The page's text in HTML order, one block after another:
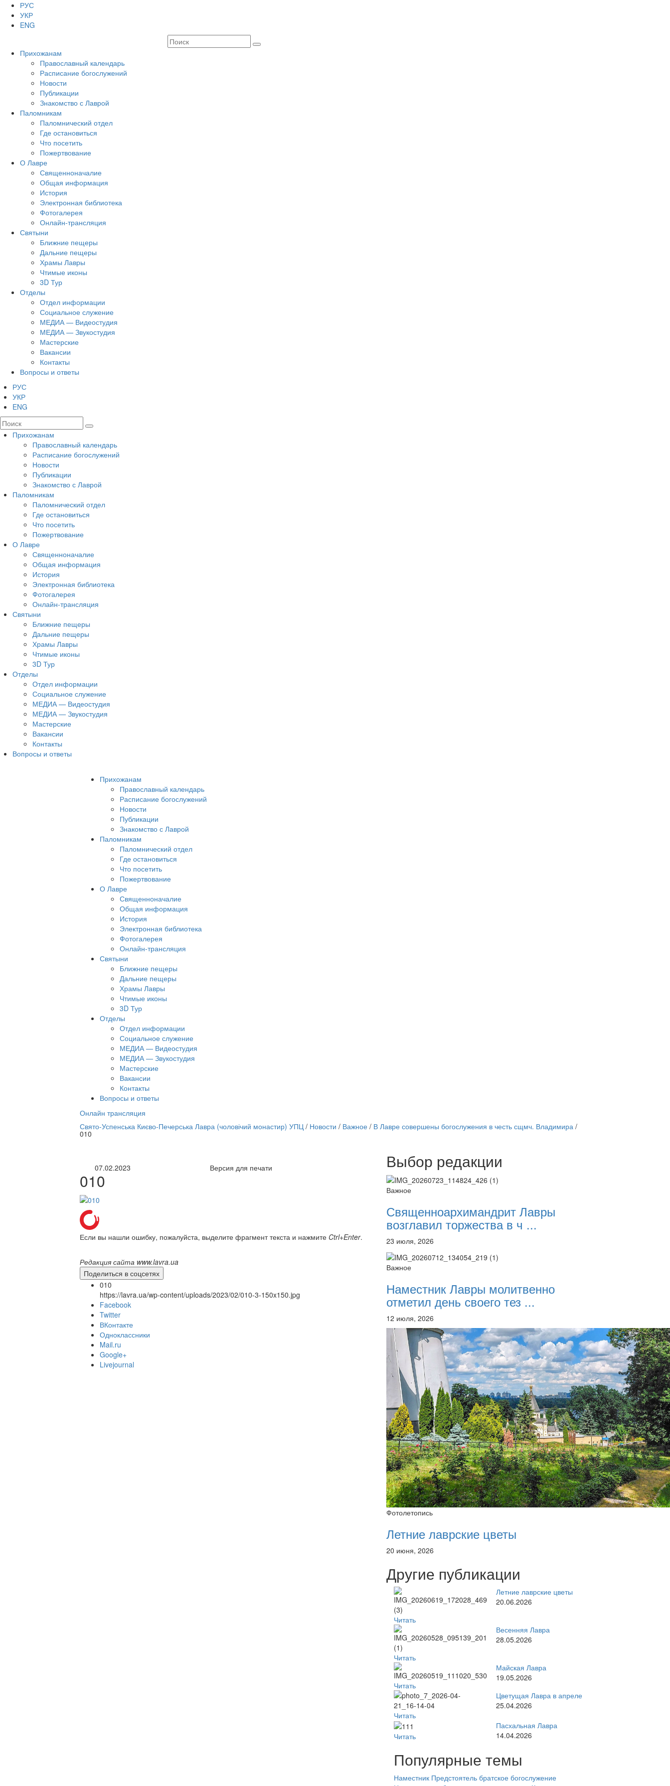
РУС
УКР
ENG
Прихожанам
Православный календарь
Расписание богослужений
Новости
Публикации
Знакомство с Лаврой
Паломникам
Паломнический отдел
Где остановиться
Что посетить
Пожертвование
О Лавре
Священноначалие
Общая информация
История
Электронная библиотека
Фотогалерея
Онлайн-трансляция
Святыни
Ближние пещеры
Дальние пещеры
Храмы Лавры
Чтимые иконы
3D Тур
Отделы
Отдел информации
Социальное служение
МЕДИА — Видеостудия
МЕДИА — Звукостудия
Мастерские
Вакансии
Контакты
Вопросы и ответы
РУС
УКР
ENG
Прихожанам
Православный календарь
Расписание богослужений
Новости
Публикации
Знакомство с Лаврой
Паломникам
Паломнический отдел
Где остановиться
Что посетить
Пожертвование
О Лавре
Священноначалие
Общая информация
История
Электронная библиотека
Фотогалерея
Онлайн-трансляция
Святыни
Ближние пещеры
Дальние пещеры
Храмы Лавры
Чтимые иконы
3D Тур
Отделы
Отдел информации
Социальное служение
МЕДИА — Видеостудия
МЕДИА — Звукостудия
Мастерские
Вакансии
Контакты
Вопросы и ответы
Прихожанам
Православный календарь
Расписание богослужений
Новости
Публикации
Знакомство с Лаврой
Паломникам
Паломнический отдел
Где остановиться
Что посетить
Пожертвование
О Лавре
Священноначалие
Общая информация
История
Электронная библиотека
Фотогалерея
Онлайн-трансляция
Святыни
Ближние пещеры
Дальние пещеры
Храмы Лавры
Чтимые иконы
3D Тур
Отделы
Отдел информации
Социальное служение
МЕДИА — Видеостудия
МЕДИА — Звукостудия
Мастерские
Вакансии
Контакты
Вопросы и ответы
Онлайн трансляция
12 сентября
Онлайн трансляции
12 сентября 2015
12 сентября 2015Название трансляции
12 сентября 2015
12 сентября 2015Название трансляции
12 сентября 2015Название трансляции
Название трансляции
12 сентября 2015Название трансляции
Перейти к архиву
Свято-Успенська Києво-Печерська Лавра (чоловічий монастир) УПЦ/ Новости / Важное/ В Лавре совершены богослужения в честь сщмч. Владимира/
010
07.02.2023 Версия для печати
010
Если вы нашли ошибку, пожалуйста, выделите фрагмент текста и нажмите Ctrl+Enter.
Редакция сайта www.lavra.ua
Поделиться в соцсетях
010
https://lavra.ua/wp-content/uploads/2023/02/010-3-150x150.jpg
Facebook
Twitter
ВКонтакте
Одноклассники
Mail.ru
Google+
Livejournal
Выбор редакции
Важное
Священноархимандрит Лавры
возглавил торжества в ч ...
23 июля, 2026
Важное
Наместник Лавры молитвенно
отметил день своего тез ...
12 июля, 2026
Фотолетопись
Летние лаврские цветы
20 июня, 2026
Другие публикации
Читать
Летние лаврские цветы
20.06.2026
Читать
Весенняя Лавра
28.05.2026
Читать
Майская Лавра
19.05.2026
Читать
Цветущая Лавра в апреле
25.04.2026
Читать
Пасхальная Лавра
14.04.2026
Популярные темы
Наместник Предстоятель братское богослужение